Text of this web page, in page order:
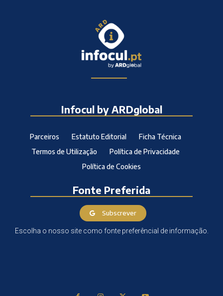
Infocul by ARDglobal
Parceiros Estatuto Editorial
Ficha Técnica
Termos de Utilização
Política de Privacidade
Política de Cookies
Fonte Preferida
Subscrever
Escolha o nosso site como fonte preferêncial de informação.